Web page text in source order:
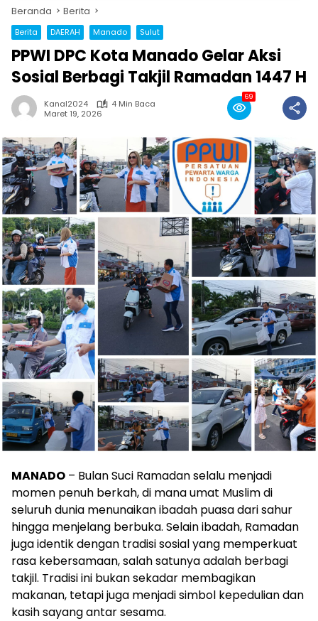
Beranda Berita
Berita DAERAH Manado Sulut
PPWI DPC Kota Manado Gelar Aksi
Sosial Berbagi Takjil Ramadan 1447 H
Kanal2024
4 Min Baca
Maret 19, 2026
69
MANADO – Bulan Suci Ramadan selalu menjadi
momen penuh berkah, di mana umat Muslim di
seluruh dunia menunaikan ibadah puasa dari sahur
hingga menjelang berbuka. Selain ibadah, Ramadan
juga identik dengan tradisi sosial yang memperkuat
rasa kebersamaan, salah satunya adalah berbagi
takjil. Tradisi ini bukan sekadar membagikan
makanan, tetapi juga menjadi simbol kepedulian dan
kasih sayang antar sesama.